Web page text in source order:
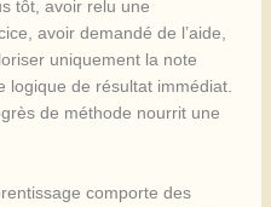
tôt, avoir relu une
avoir demandé de l’aide,
uniquement la note
logique de résultat immédiat.
de méthode nourrit une
comporte des